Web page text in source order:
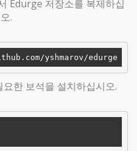
Edurge 저장소를 복제하십
.
한 보석을 설치하십시오.